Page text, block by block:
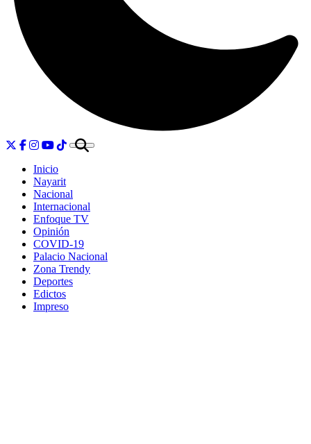
Inicio
Nayarit
Nacional
Internacional
Enfoque TV
Opinión
COVID-19
Palacio Nacional
Zona Trendy
Deportes
Edictos
Impreso